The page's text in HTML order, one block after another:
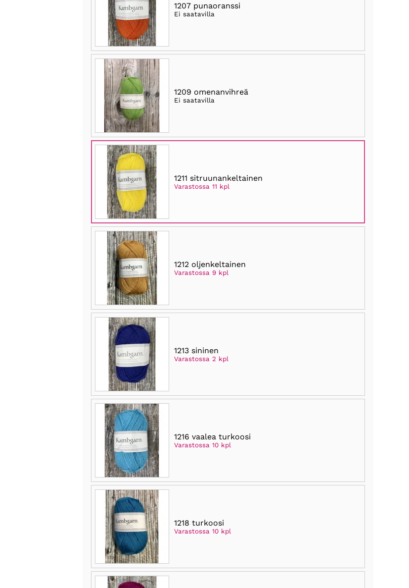
1207 punaoranssi
Ei saatavilla
1209 omenanvihreä
Ei saatavilla
1211 sitruunankeltainen
Varastossa 11 kpl
1212 oljenkeltainen
Varastossa 9 kpl
1213 sininen
Varastossa 2 kpl
1216 vaalea turkoosi
Varastossa 10 kpl
1218 turkoosi
Varastossa 10 kpl